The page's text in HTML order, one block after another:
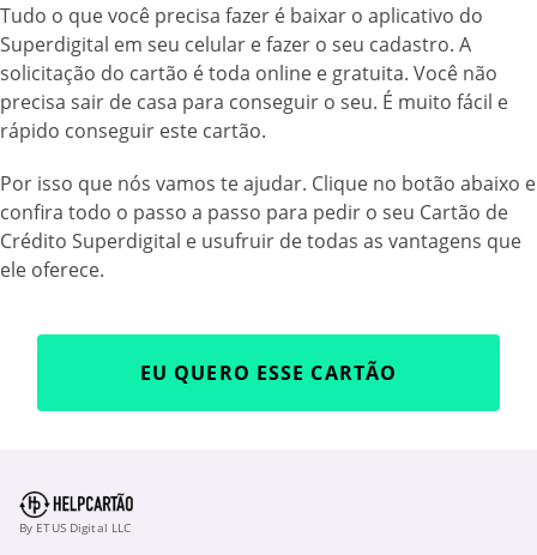
Tudo o que você precisa fazer é baixar o aplicativo do
Superdigital em seu celular e fazer o seu cadastro. A
solicitação do cartão é toda online e gratuita. Você não
precisa sair de casa para conseguir o seu. É muito fácil e
rápido conseguir este cartão.
Por isso que nós vamos te ajudar. Clique no botão abaixo e
confira todo o passo a passo para pedir o seu Cartão de
Crédito Superdigital e usufruir de todas as vantagens que
ele oferece.
EU QUERO ESSE CARTÃO
By ETUS Digital LLC